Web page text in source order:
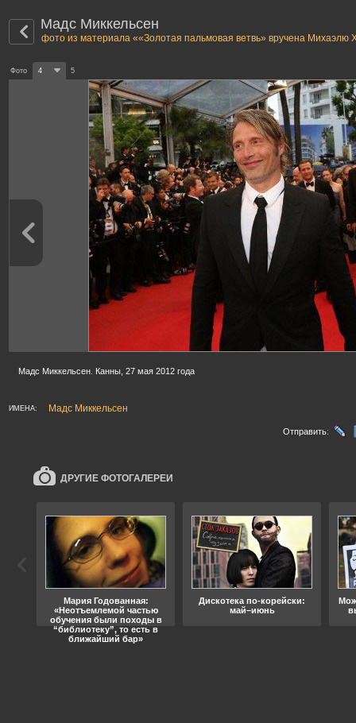
Мадс Миккельсен
фото из материала ««Золотая пальмовая ветвь» вручена Михаэлю
Фото 4 5
Мадс Миккельсен. Канны, 27 мая 2012 года
ИМЕНА: Мадс Миккельсен
Отправить:
ДРУГИЕ ФОТОГАЛЕРЕИ
Мария Годованная:
«Неотъемлемой частью
обучения были походы в
“библиотеку”, то есть в
ближайший бар»
Дискотека по-корейски:
май–июнь